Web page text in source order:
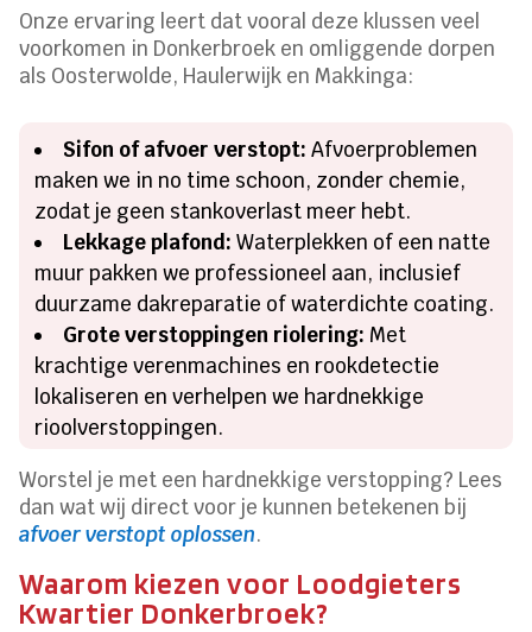
Onze ervaring leert dat vooral deze klussen veel
voorkomen in Donkerbroek en omliggende dorpen
als Oosterwolde, Haulerwijk en Makkinga:
Sifon of afvoer verstopt: Afvoerproblemen
maken we in no time schoon, zonder chemie,
zodat je geen stankoverlast meer hebt.
Lekkage plafond: Waterplekken of een natte
muur pakken we professioneel aan, inclusief
duurzame dakreparatie of waterdichte coating.
Grote verstoppingen riolering: Met
krachtige verenmachines en rookdetectie
lokaliseren en verhelpen we hardnekkige
rioolverstoppingen.
Worstel je met een hardnekkige verstopping? Lees
dan wat wij direct voor je kunnen betekenen bij
afvoer verstopt oplossen.
Waarom kiezen voor Loodgieters
Kwartier Donkerbroek?